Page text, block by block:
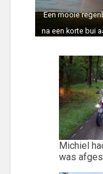
Een mooie
na een korte bui
Michiel
was